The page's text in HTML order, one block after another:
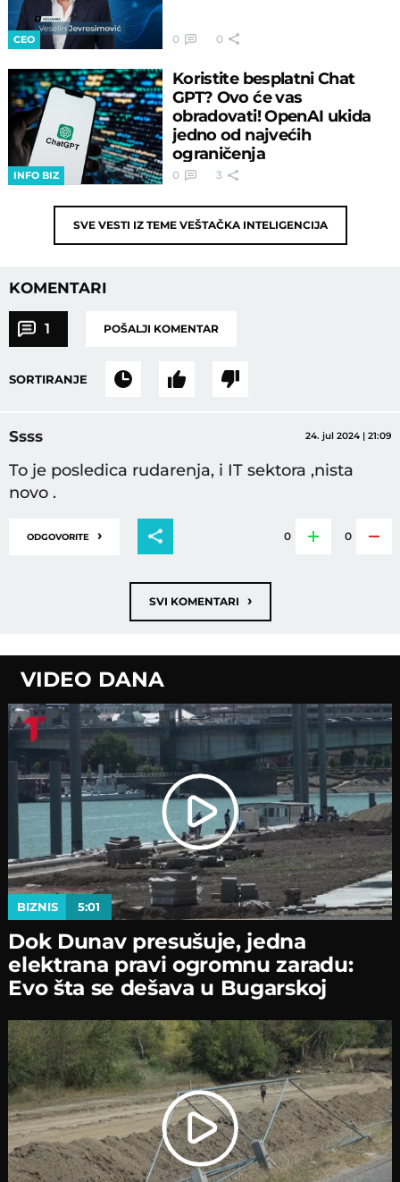
CEO 0 0
INFO BIZ
Koristite besplatni Chat
GPT? Ovo će vas
obradovati! OpenAI ukida
jedno od najvećih
ograničenja
0 3
SVE VESTI IZ TEME VEŠTAČKA INTELIGENCIJA
KOMENTARI
1 POŠALJI KOMENTAR
SORTIRANJE
Ssss 24. jul 2024 | 21:09
To je posledica rudarenja, i IT sektora ,nista
novo .
ODGOVORITE › 0 0
SVI KOMENTARI ›
VIDEO DANA
BIZNIS 5:01
Dok Dunav presušuje, jedna
elektrana pravi ogromnu zaradu:
Evo šta se dešava u Bugarskoj